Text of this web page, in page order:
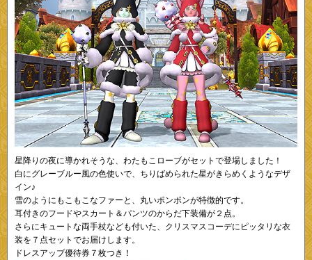
星降りの夜に導かれそうな、わたもこローブがセットで登場しました！
白にグレーブルー風の色使いで、ちりばめられた星がきらめくようなデザ
イン♪
雪のようにもこもこなファーと、丸いポンポンが特徴的です。
耳付きのフードやスカート＆パンツのからだ下装備が２点。
さらにキュートな両手杖なども付いた、クリスマスコーデにピッタリな衣
装を７点セットでお届けします。
ドレスアップ優待券７枚つき！